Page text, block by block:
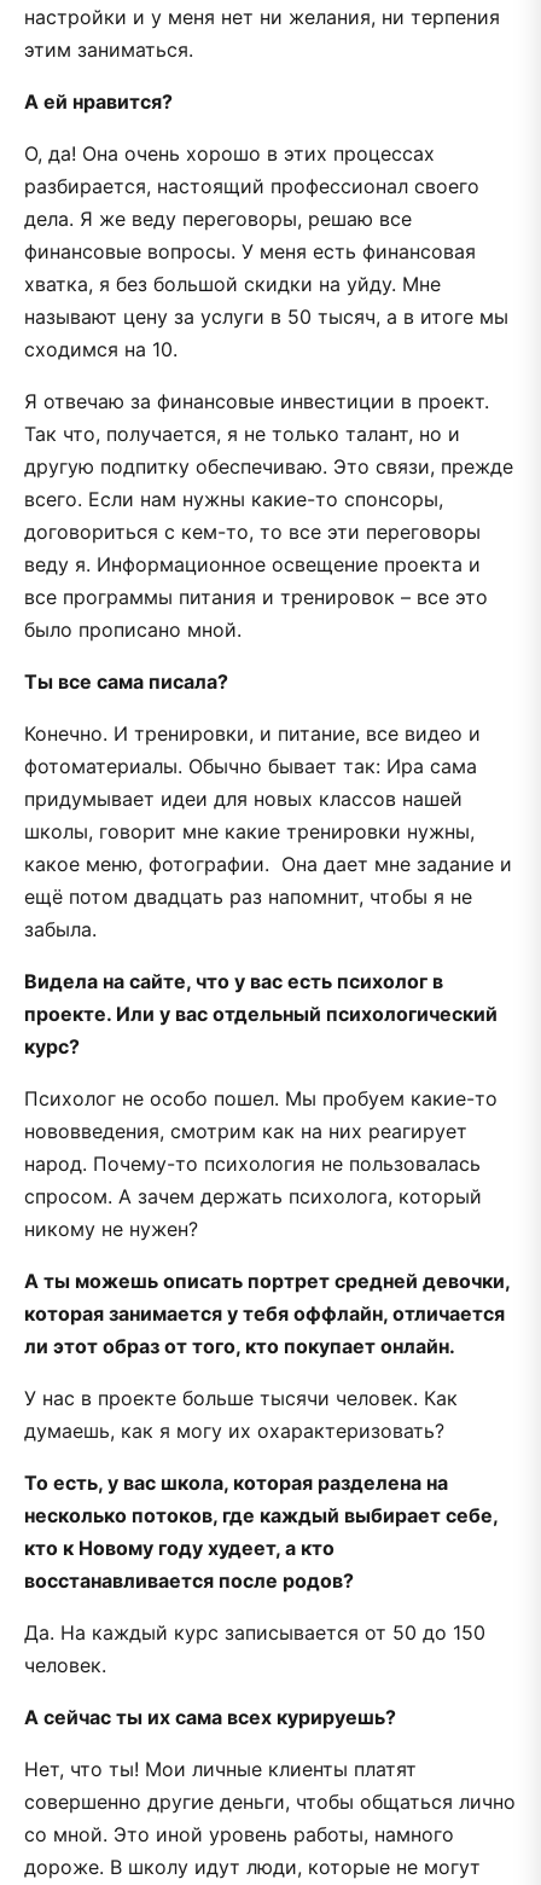
настройки и у меня нет ни желания, ни терпения
этим заниматься.
А ей нравится?
О, да! Она очень хорошо в этих процессах
разбирается, настоящий профессионал своего
дела. Я же веду переговоры, решаю все
финансовые вопросы. У меня есть финансовая
хватка, я без большой скидки на уйду. Мне
называют цену за услуги в 50 тысяч, а в итоге мы
сходимся на 10.
Я отвечаю за финансовые инвестиции в проект.
Так что, получается, я не только талант, но и
другую подпитку обеспечиваю. Это связи, прежде
всего. Если нам нужны какие-то спонсоры,
договориться с кем-то, то все эти переговоры
веду я. Информационное освещение проекта и
все программы питания и тренировок – все это
было прописано мной.
Ты все сама писала?
Конечно. И тренировки, и питание, все видео и
фотоматериалы. Обычно бывает так: Ира сама
придумывает идеи для новых классов нашей
школы, говорит мне какие тренировки нужны,
какое меню, фотографии. Она дает мне задание и
ещё потом двадцать раз напомнит, чтобы я не
забыла.
Видела на сайте, что у вас есть психолог в
проекте. Или у вас отдельный психологический
курс?
Психолог не особо пошел. Мы пробуем какие-то
нововведения, смотрим как на них реагирует
народ. Почему-то психология не пользовалась
спросом. А зачем держать психолога, который
никому не нужен?
А ты можешь описать портрет средней девочки,
которая занимается у тебя оффлайн, отличается
ли этот образ от того, кто покупает онлайн.
У нас в проекте больше тысячи человек. Как
думаешь, как я могу их охарактеризовать?
То есть, у вас школа, которая разделена на
несколько потоков, где каждый выбирает себе,
кто к Новому году худеет, а кто
восстанавливается после родов?
Да. На каждый курс записывается от 50 до 150
человек.
А сейчас ты их сама всех курируешь?
Нет, что ты! Мои личные клиенты платят
совершенно другие деньги, чтобы общаться лично
со мной. Это иной уровень работы, намного
дороже. В школу идут люди, которые не могут